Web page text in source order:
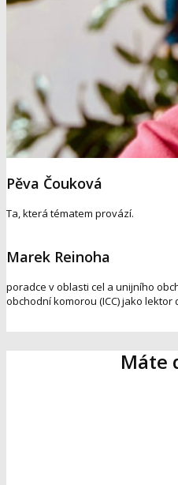
Pěva Čouková
Ta, která tématem provází.
Marek Reinoha
poradce v oblasti cel a unijního
obchodní komorou (ICC) jako lektor
Máte